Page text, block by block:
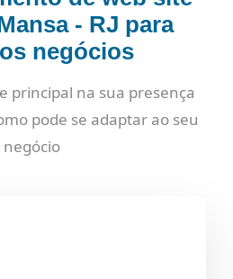
- RJ para
negócios
principal na sua presença
pode se adaptar ao seu
negócio